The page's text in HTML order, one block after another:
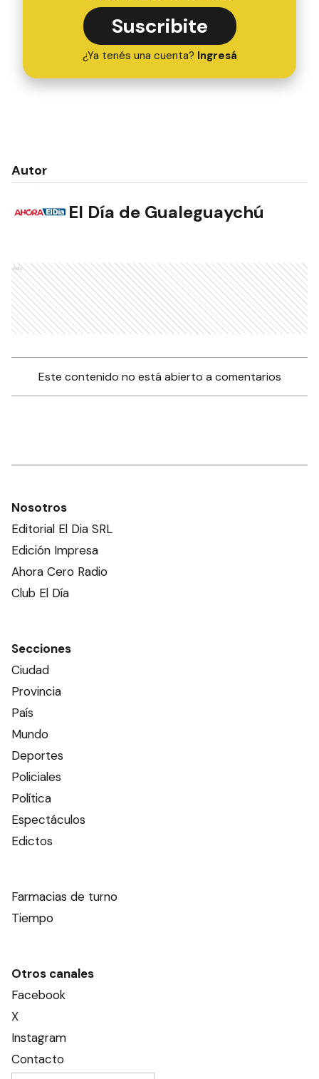
Suscribite
¿Ya tenés una cuenta? Ingresá
Autor
El Día de Gualeguaychú
Ads
Este contenido no está abierto a comentarios
Nosotros
Editorial El Dia SRL
Edición Impresa
Ahora Cero Radio
Club El Día
Secciones
Ciudad
Provincia
País
Mundo
Deportes
Policiales
Política
Espectáculos
Edictos
Farmacias de turno
Tiempo
Otros canales
Facebook
X
Instagram
Contacto